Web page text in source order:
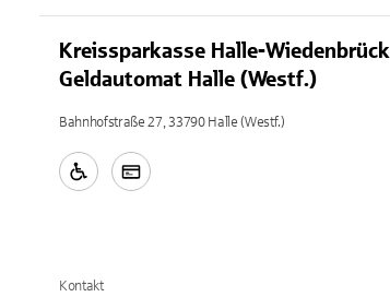
Kreissparkasse Halle-Wiedenbrück
Geldautomat Halle (Westf.)
Bahnhofstraße 27, 33790 Halle (Westf.)
Kontakt